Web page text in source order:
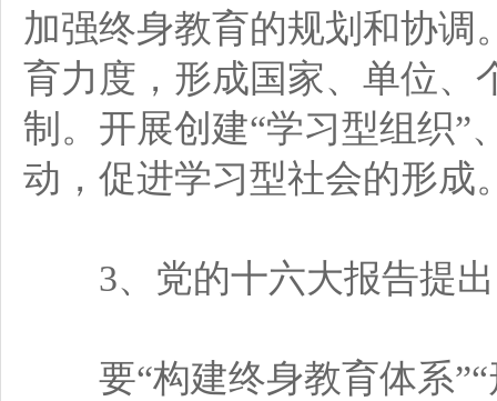
加强终身教育的规划和协调
育力度，形成国家、单位、
制。开展创建“学习型组织”
动，促进学习型社会的形成
3、党的十六大报告提
要“构建终身教育体系”“